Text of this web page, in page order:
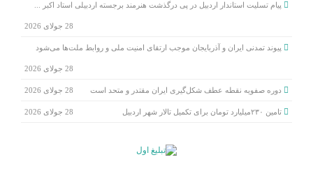
پیام تسلیت استاندار اردبیل در پی درگذشت هنرمند برجسته اردبیلی استاد اکبر ...
28 جولای 2026
پیوند تمدنی ایران و آذربایجان موجب ارتقای امنیت ملی و روابط ملت‌ها می‌شود
28 جولای 2026
دوره صفویه نقطه عطف شکل‌گیری ایران مقتدر و متحد است 28 جولای 2026
تامین ۲۳۰میلیارد تومان برای تکمیل تالار شهر اردبیل 28 جولای 2026